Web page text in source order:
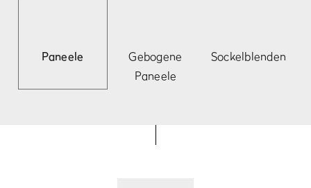
Paneele
Gebogene
Paneele
Sockelblenden